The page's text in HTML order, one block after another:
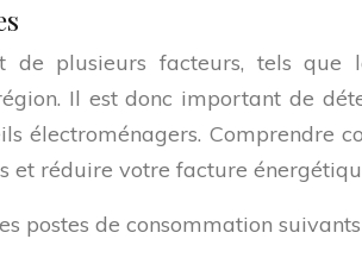
de plusieurs facteurs, tels
Il est donc important de
électroménagers. Comprendre
et réduire votre facture
postes de consommation suivants